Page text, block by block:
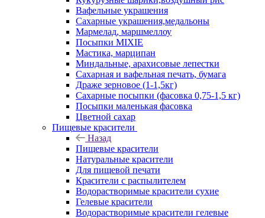
Вафельные украшения
Сахарные украшения,медальоны
Мармелад, маршмеллоу
Посыпки MIXIE
Мастика, марципан
Миндальные, арахисовые лепестки
Сахарная и вафельная печать, бумага
Драже зерновое (1-1,5кг)
Сахарные посыпки (фасовка 0,75-1,5 кг)
Посыпки маленькая фасовка
Цветной сахар
Пищевые красители
Назад
Пищевые красители
Натуральные красители
Для пищевой печати
Красители с распылителем
Водорастворимые красители сухие
Гелевые красители
Водорастворимые красители гелевые